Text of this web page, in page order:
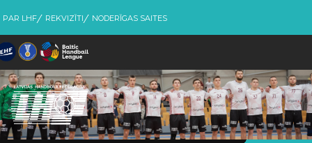
PAR LHF REKVIZĪTI NODERĪGAS SAITES